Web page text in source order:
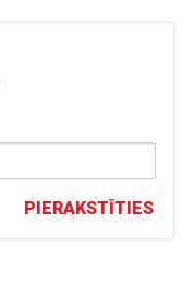
PIERAKSTĪTIES